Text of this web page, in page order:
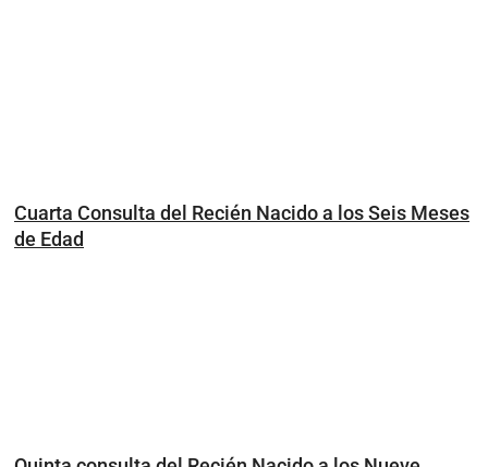
Cuarta Consulta del Recién Nacido a los Seis Meses
de Edad